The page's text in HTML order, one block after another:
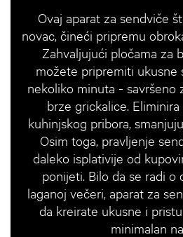
Ovaj aparat za sendviče
novac, čineći pripremu
Zahvaljujući pločama za
možete pripremiti ukusne
nekoliko minuta - savršeno
brze grickalice.
kuhinjskog pribora,
Osim toga, pravljenje
daleko isplativije od
ponijeti. Bilo da se radi o
laganoj večeri, aparat za
da kreirate ukusne i
minimalan